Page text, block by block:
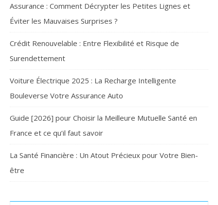
Assurance : Comment Décrypter les Petites Lignes et
Éviter les Mauvaises Surprises ?
Crédit Renouvelable : Entre Flexibilité et Risque de
Surendettement
Voiture Électrique 2025 : La Recharge Intelligente
Bouleverse Votre Assurance Auto
Guide [2026] pour Choisir la Meilleure Mutuelle Santé en
France et ce qu’il faut savoir
La Santé Financière : Un Atout Précieux pour Votre Bien-
être